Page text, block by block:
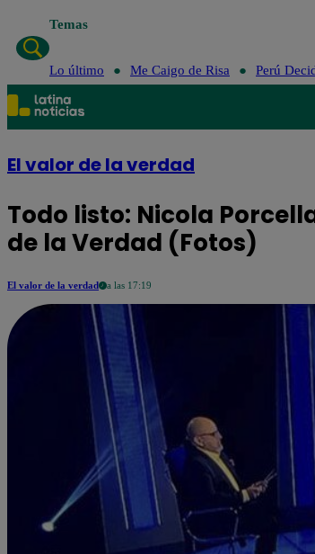
Temas
Lo último Me Caigo de Risa Perú
El valor de la verdad
Todo listo: Nicola
de la Verdad (Fotos)
El valor de la verdad a las 17:19